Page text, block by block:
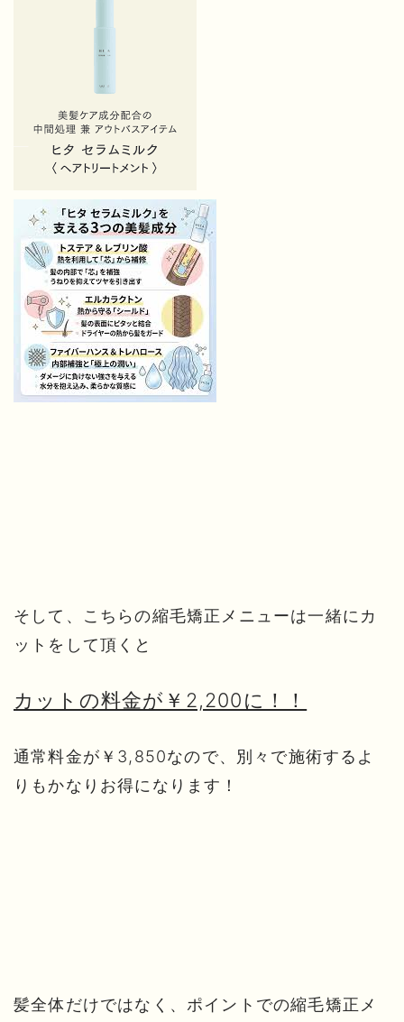
そして、こちらの縮毛矯正メニューは一緒にカ
ットをして頂くと
カットの料金が￥2,200に！！
通常料金が￥3,850なので、別々で施術するよ
りもかなりお得になります！
髪全体だけではなく、ポイントでの縮毛矯正メ